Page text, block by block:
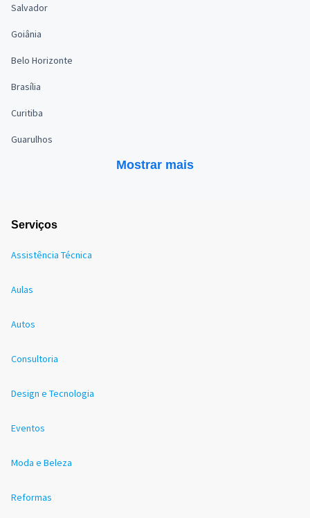
Salvador
Goiânia
Belo Horizonte
Brasília
Curitiba
Guarulhos
Mostrar mais
Serviços
Assistência Técnica
Aulas
Autos
Consultoria
Design e Tecnologia
Eventos
Moda e Beleza
Reformas